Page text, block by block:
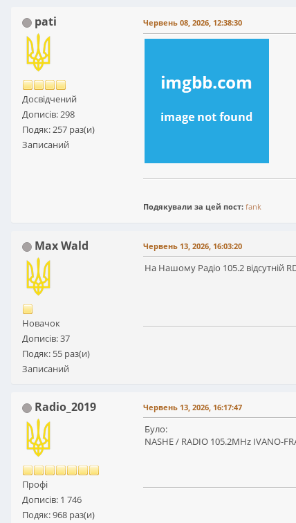
pati
Досвідчений
Дописів: 298
Подяк: 257 раз(и)
Записаний
Червень 08, 2026, 12:38:30
Подякували за цей пост: fank
Max Wald
Новачок
Дописів: 37
Подяк: 55 раз(и)
Записаний
Червень 13, 2026, 16:03:20
На Нашому Радіо 105.2 відсутній
Radio_2019
Профі
Дописів: 1 746
Подяк: 968 раз(и)
Червень 13, 2026, 16:17:47
Було:
NASHE / RADIO 105.2MHz IVANO-